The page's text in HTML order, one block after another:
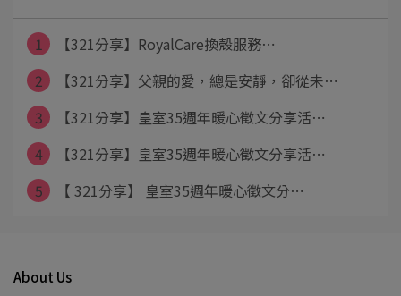
1
【321分享】RoyalCare換殼服務⋯
2
【321分享】父親的愛，總是安靜，卻從未⋯
3
【321分享】皇室35週年暖心徵文分享活⋯
4
【321分享】皇室35週年暖心徵文分享活⋯
5
【 321分享】 皇室35週年暖心徵文分⋯
About Us